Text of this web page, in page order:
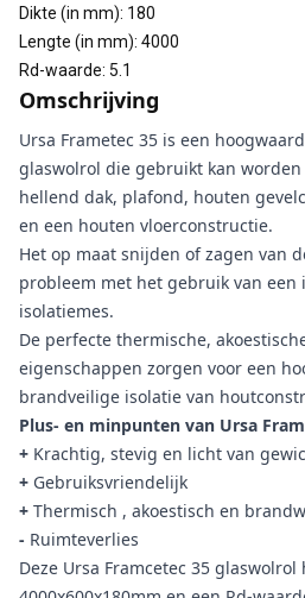
Dikte (in mm): 180
Lengte (in mm): 4000
Rd-waarde: 5.1
Omschrijving
Ursa Frametec 35 is een
glaswolrol die gebruikt kan
hellend dak, plafond, houten
en een houten vloerconstructie.
Het op maat snijden of zagen van
probleem met het gebruik van een
isolatiemes.
De perfecte thermische,
eigenschappen zorgen voor een
brandveilige isolatie van
Plus- en minpunten van Ursa
+ Krachtig, stevig en licht van
+ Gebruiksvriendelijk
+ Thermisch , akoestisch en
- Ruimteverlies
Deze Ursa Framcetec 35